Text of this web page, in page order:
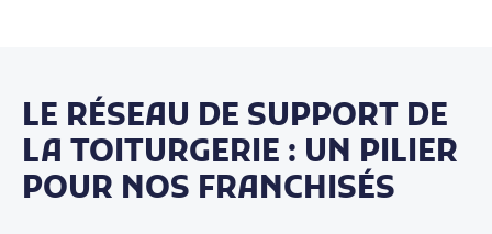
LE RÉSEAU DE SUPPORT DE
LA TOITURGERIE : UN PILIER
POUR NOS FRANCHISÉS